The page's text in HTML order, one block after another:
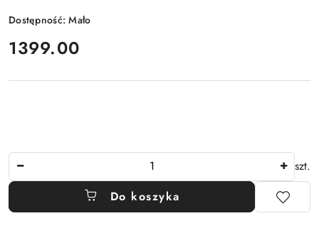
Dostępność:Mało
cena:
1399.00
szt.
Do koszyka